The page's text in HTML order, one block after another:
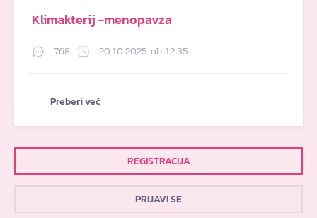
Klimakterij -menopavza
768 20.10.2025 ob 12:35
Preberi več
REGISTRACIJA
PRIJAVI SE